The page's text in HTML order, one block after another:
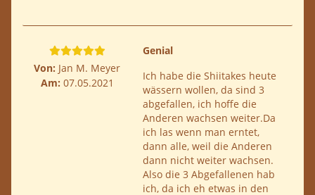
Von: Jan M. Meyer
Am: 07.05.2021
Genial
Ich habe die Shiitakes heute
wässern wollen, da sind 3
abgefallen, ich hoffe die
Anderen wachsen weiter.Da
ich las wenn man erntet,
dann alle, weil die Anderen
dann nicht weiter wachsen.
Also die 3 Abgefallenen hab
ich, da ich eh etwas in den